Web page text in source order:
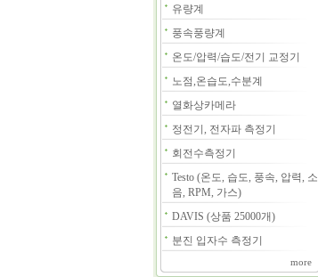
유량계
풍속풍량계
온도/압력/습도/전기 교정기
노점,온습도,수분계
열화상카메라
정전기, 전자파 측정기
회전수측정기
Testo (온도, 습도, 풍속, 압력, 소
음, RPM, 가스)
DAVIS (상품 25000개)
분진 입자수 측정기
more